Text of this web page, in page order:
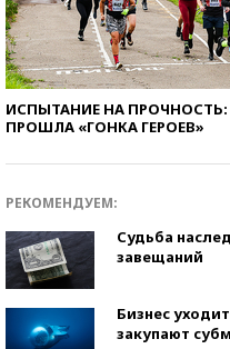
ИСПЫТАНИЕ НА ПРОЧНОСТЬ:
ПРОШЛА «ГОНКА ГЕРОЕВ»
РЕКОМЕНДУЕМ:
Судьба
завещаний
Бизнес
закупают